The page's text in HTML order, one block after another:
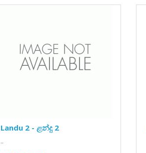
Landu 2 - ළන්දු 2
..